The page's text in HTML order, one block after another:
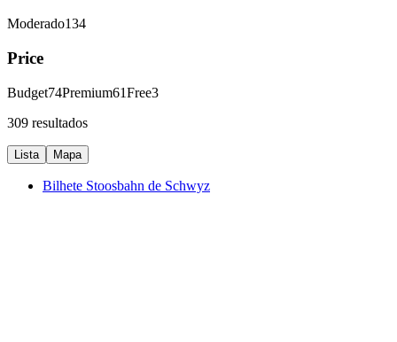
Moderado134
Price
Budget74Premium61Free3
309 resultados
Lista Mapa
Bilhete Stoosbahn de Schwyz